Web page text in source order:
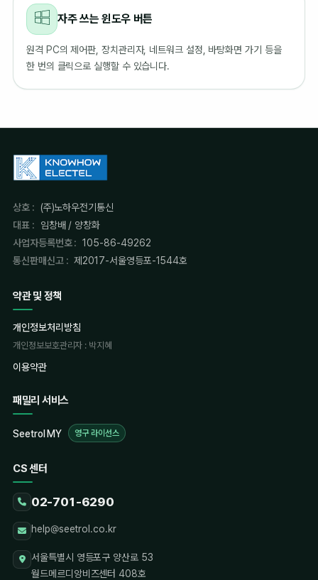
자주 쓰는 윈도우 버튼
원격 PC의 제어판, 장치관리자, 네트워크 설정, 바탕화면 가기 등을
한 번의 클릭으로 실행할 수 있습니다.
상호 :
(주)노하우전기통신
대표 :
임창배 / 양창화
사업자등록번호 : 105-86-49262
통신판매신고 : 제2017-서울영등포-1544호
약관 및 정책
개인정보처리방침
개인정보보호관리자 : 박지혜
이용약관
패밀리 서비스
Seetrol MY 영구 라이선스
CS 센터
02-701-6290
help@seetrol.co.kr
서울특별시 영등포구 양산로 53
월드메르디앙비즈센터 408호